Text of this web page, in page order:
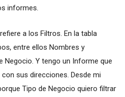
informes.
a los Filtros. En la tabla
entre ellos Nombres y
Negocio. Y tengo un Informe que
sus direcciones. Desde mi
Tipo de Negocio quiero filtrar